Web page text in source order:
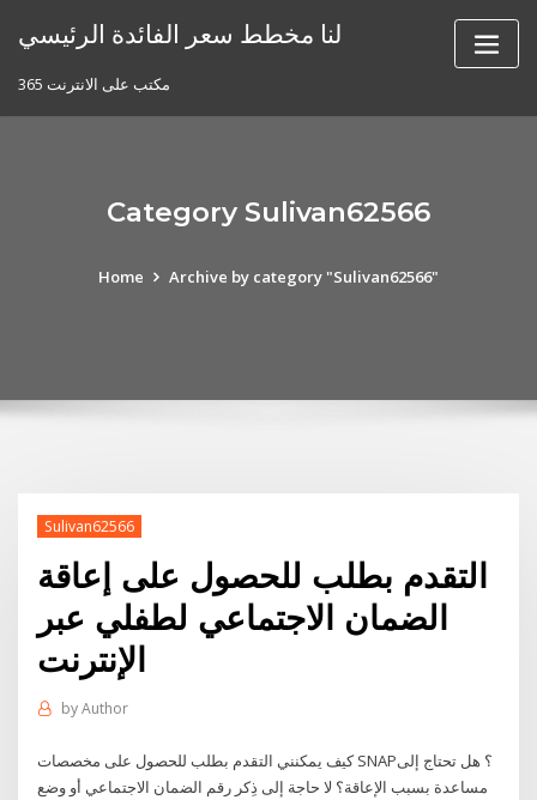
لنا مخطط سعر الفائدة الرئيسي
مكتب على الانترنت 365
Category Sulivan62566
Home Archive by category "Sulivan62566"
Sulivan62566
التقدم بطلب للحصول على إعاقة
الضمان الاجتماعي لطفلي عبر
الإنترنت
byAuthor
كيف يمكنني التقدم بطلب للحصول على مخصصات SNAP؟ هل تحتاج إلى
مساعدة بسبب الإعاقة؟ لا حاجة إلى ذِكر رقم الضمان الاجتماعي أو وضع